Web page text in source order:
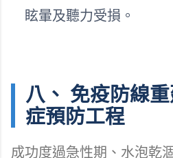
眩暈及聽力受損。
八、 免疫防線
症預防工程
成功度過急性期、水泡乾